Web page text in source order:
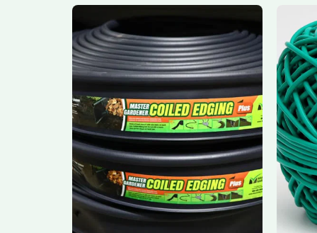
ללא
עם
אורך וכ 6 ס"מ גובה, 28 חיצי עיגון מיוחדים
לקיבוע התוחם לאדמה. פתרון אסטטי חזק
ויעיל המשמש תחליף יפה ונקי גם לאדני
רכבת.